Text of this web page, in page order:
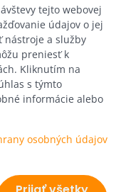
tejto webovej
údajov o jej
nástroje a služby
preniesť k
Kliknutím na
s týmto
informácie alebo
osobných údajov